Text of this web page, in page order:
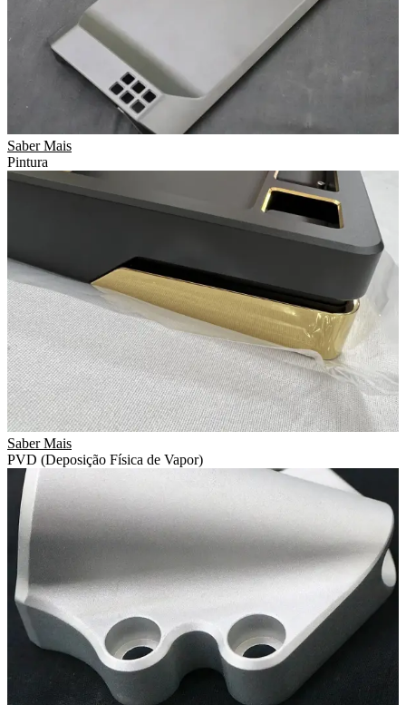
Saber Mais
Pintura
Saber Mais
PVD (Deposição Física de Vapor)